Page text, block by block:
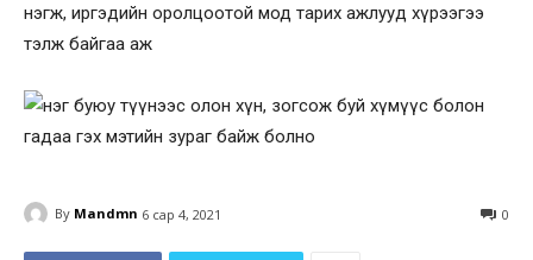
нэгж, иргэдийн оролцоотой мод тарих ажлууд хүрээгээ
тэлж байгаа аж
By Mandmn 6 сар 4, 2021 0